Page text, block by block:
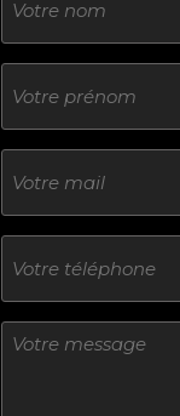
Sans
titre
E-
mail
Téléphone
Sans
titre